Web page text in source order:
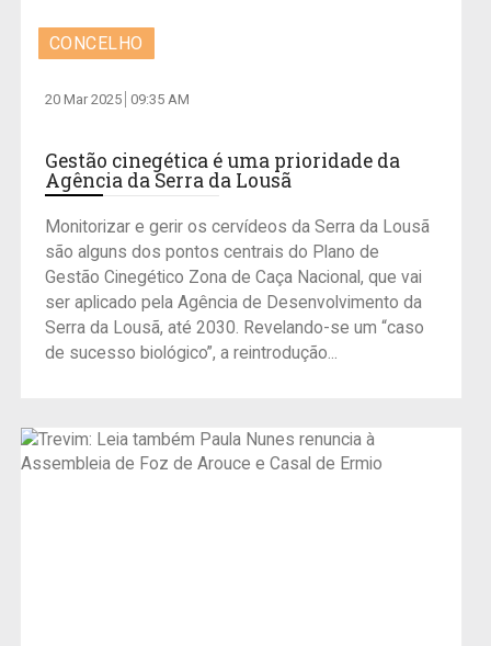
CONCELHO
20 Mar 2025 09:35 AM
Gestão cinegética é uma prioridade da
Agência da Serra da Lousã
Monitorizar e gerir os cervídeos da Serra da Lousã
são alguns dos pontos centrais do Plano de
Gestão Cinegético Zona de Caça Nacional, que vai
ser aplicado pela Agência de Desenvolvimento da
Serra da Lousã, até 2030. Revelando-se um “caso
de sucesso biológico”, a reintrodução...